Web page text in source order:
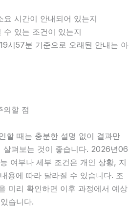
요 시간이 안내되어 있는지
수 있는 조건이 있는지
시57분 기준으로 오래된 안내는 아
의할 점
할 때는 충분한 설명 없이 결과만
살펴보는 것이 좋습니다. 2026년06
여부나 세부 조건은 개인 상황, 지
용에 따라 달라질 수 있습니다. 조
미리 확인하면 이후 과정에서 예상
습니다.